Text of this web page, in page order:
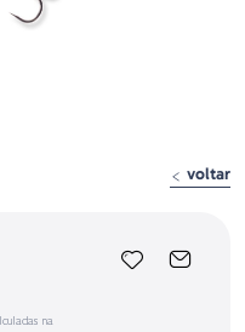
voltar
na